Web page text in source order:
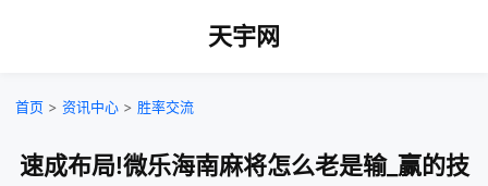
天宇网
首页 > 资讯中心 > 胜率交流
速成布局!微乐海南麻将怎么老是输_赢的技